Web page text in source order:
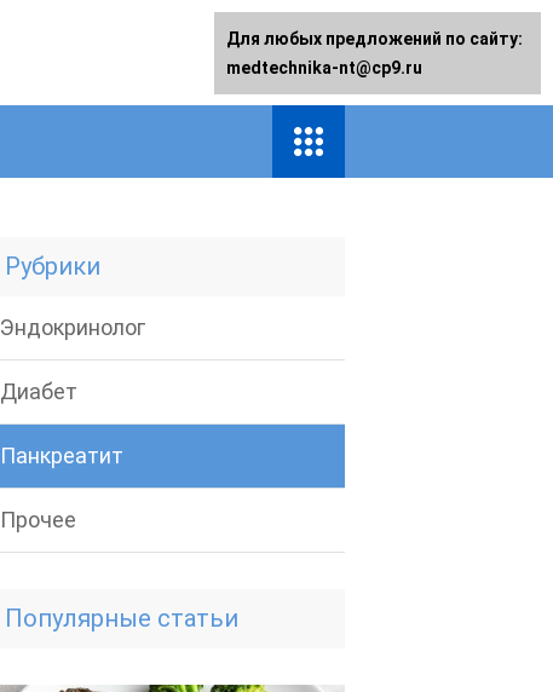
Рубрики
Эндокринолог
Диабет
Панкреатит
Прочее
Популярные статьи
Для любых предложений по сайту:
medtechnika-nt@cp9.ru